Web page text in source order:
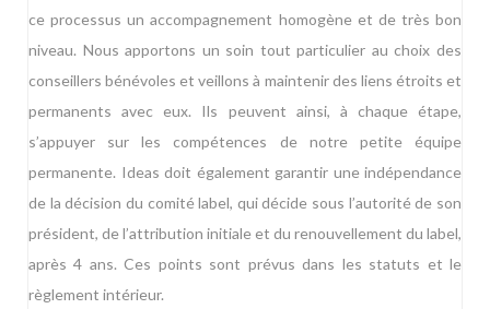
ce processus un accompagnement homogène et de très bon
niveau. Nous apportons un soin tout particulier au choix des
conseillers bénévoles et veillons à maintenir des liens étroits et
permanents avec eux. Ils peuvent ainsi, à chaque étape,
s’appuyer sur les compétences de notre petite équipe
permanente. Ideas doit également garantir une indépendance
de la décision du comité label, qui décide sous l’autorité de son
président, de l’attribution initiale et du renouvellement du label,
après 4 ans. Ces points sont prévus dans les statuts et le
règlement intérieur.